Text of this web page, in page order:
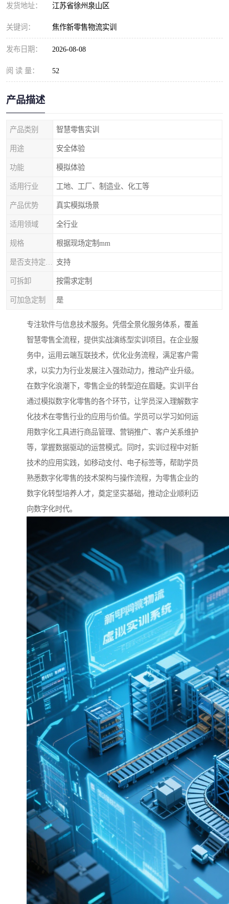
发货地址： 江苏省徐州泉山区
关键词： 焦作新零售物流实训
发布日期： 2026-08-08
阅 读 量： 52
产品描述
产品类别 智慧零售实训
用途 安全体验
功能 模拟体验
适用行业 工地、工厂、制造业、化工等
产品优势 真实模拟场景
适用领域 全行业
规格 根据现场定制mm
支持
可拆卸 按需求定制
可加急定制 是
专注软件与信息技术服务。凭借全景化服务体系，覆盖
智慧零售全流程，提供实战演练型实训项目。在企业服
务中，运用云端互联技术，优化业务流程，满足客户需
求，以实力为行业发展注入强劲动力，推动产业升级。
在数字化浪潮下，零售企业的转型迫在眉睫。实训平台
通过模拟数字化零售的各个环节，让学员深入理解数字
化技术在零售行业的应用与价值。学员可以学习如何运
用数字化工具进行商品管理、营销推广、客户关系维护
等，掌握数据驱动的运营模式。同时，实训过程中对新
技术的应用实践，如移动支付、电子标签等，帮助学员
熟悉数字化零售的技术架构与操作流程，为零售企业的
数字化转型培养人才，奠定坚实基础，推动企业顺利迈
向数字化时代。